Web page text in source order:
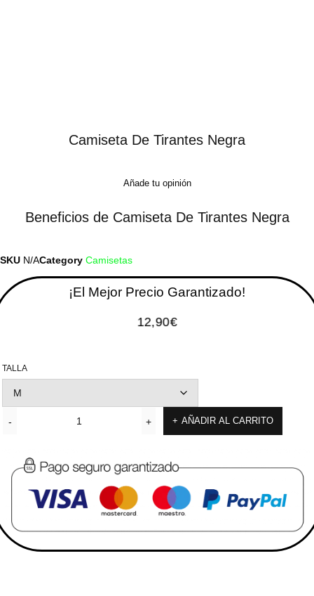
Camiseta De Tirantes Negra
Añade tu opinión
Beneficios de Camiseta De Tirantes Negra
SKU N/ACategory Camisetas
¡El Mejor Precio Garantizado!
12,90€
TALLA
AÑADIR AL CARRITO